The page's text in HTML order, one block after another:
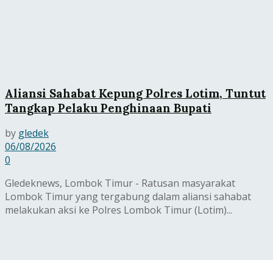
Aliansi Sahabat Kepung Polres Lotim, Tuntut
Tangkap Pelaku Penghinaan Bupati
by gledek
06/08/2026
0
Gledeknews, Lombok Timur - Ratusan masyarakat
Lombok Timur yang tergabung dalam aliansi sahabat
melakukan aksi ke Polres Lombok Timur (Lotim)...